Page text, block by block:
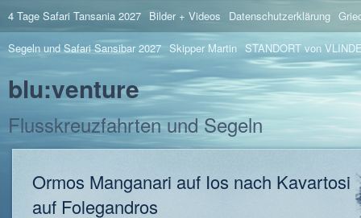
4 Tage Safari Tansania 2027 Bilder + Videos Datenschutzerklärung
Segeln und Safari Sansibar 2027 Skipper Martin STANDORT von
blu:venture
Flusskreuzfahrten und Segeln
Ormos Manganari auf Ios nach Kavartosi
auf Folegandros